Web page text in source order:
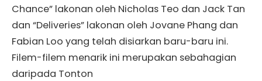
Chance” lakonan oleh Nicholas Teo dan Jack Tan
dan “Deliveries” lakonan oleh Jovane Phang dan
Fabian Loo yang telah disiarkan baru-baru ini.
Filem-filem menarik ini merupakan sebahagian
daripada Tonton